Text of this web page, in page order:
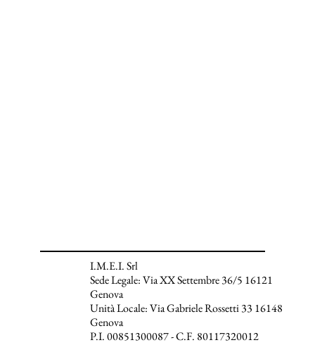
I.M.E.I. Srl
Sede Legale: Via XX Settembre 36/5 16121
Genova
Unità Locale: Via Gabriele Rossetti 33 16148
Genova
P.I. 00851300087 - C.F. 80117320012